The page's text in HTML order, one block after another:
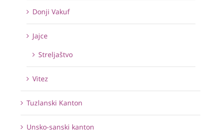
Donji Vakuf
Jajce
Streljaštvo
Vitez
Tuzlanski Kanton
Unsko-sanski kanton